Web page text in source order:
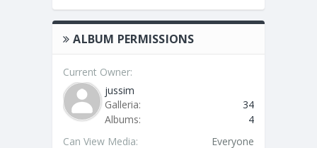
ALBUM PERMISSIONS
Current Owner:
jussim
Galleria:
34
Albums:
4
Can View Media:
Everyone